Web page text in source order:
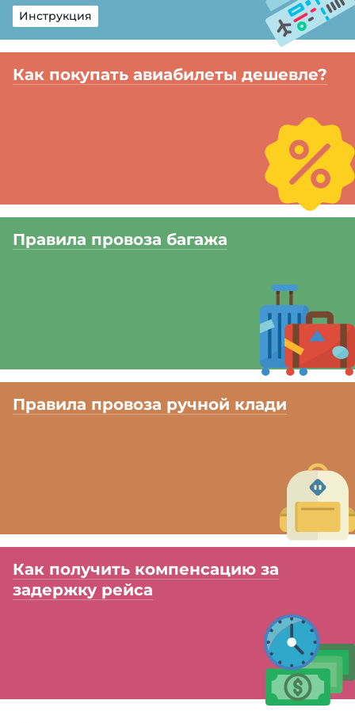
Инструкция
Как покупать авиабилеты дешевле?
Правила провоза багажа
Правила провоза ручной клади
Как получить компенсацию за
задержку рейса